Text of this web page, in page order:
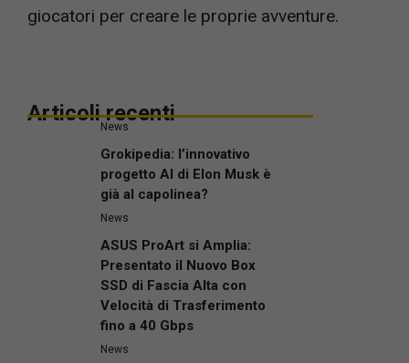
giocatori per creare le proprie avventure.
Articoli recenti
News
Grokipedia: l’innovativo
progetto AI di Elon Musk è
già al capolinea?
News
ASUS ProArt si Amplia:
Presentato il Nuovo Box
SSD di Fascia Alta con
Velocità di Trasferimento
fino a 40 Gbps
News